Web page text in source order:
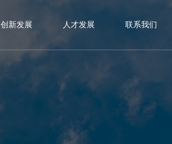
创新发展 人才发展 联系我们